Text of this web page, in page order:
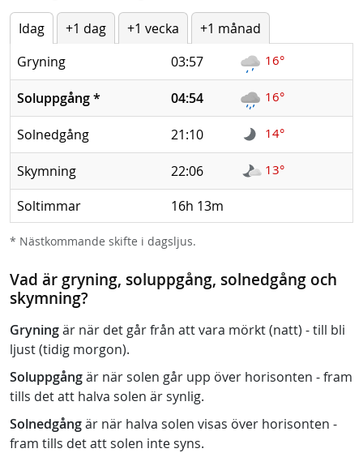
Idag +1 dag +1 vecka
+1 månad
Gryning
03:57 16°
Soluppgång* 04:54 16°
Solnedgång 21:10 14°
Skymning 22:06 13°
Soltimmar 16h 13m
* Nästkommande skifte i dagsljus.
Vad är gryning, soluppgång, solnedgång och
skymning?
Gryningär när det går från att vara mörkt (natt) - till bli
ljust (tidig morgon).
Soluppgångär när solen går upp över horisonten - fram
tills det att halva solen är synlig.
Solnedgångär när halva solen visas över horisonten -
fram tills det att solen inte syns.